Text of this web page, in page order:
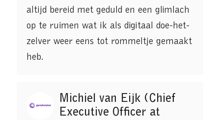
altijd bereid met geduld en een glimlach
op te ruimen wat ik als digitaal doe-het-
zelver weer eens tot rommeltje gemaakt
heb.
Michiel van Eijk (Chief
Executive Officer at